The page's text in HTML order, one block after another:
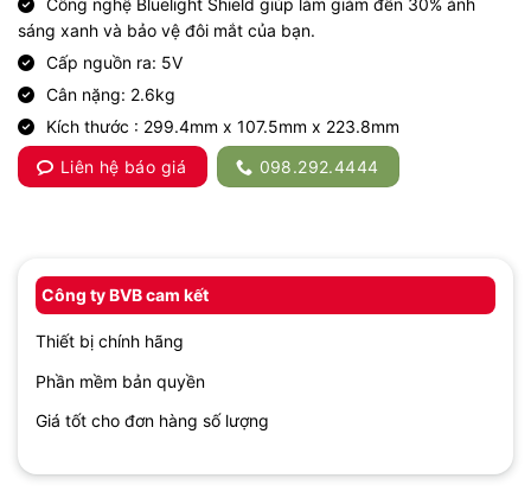
Công nghệ Bluelight Shield giúp làm giảm đến 30% ánh
sáng xanh và bảo vệ đôi mắt của bạn.
Cấp nguồn ra: 5V
Cân nặng: 2.6kg
Kích thước : 299.4mm x 107.5mm x 223.8mm
Liên hệ báo giá
098.292.4444
Công ty BVB cam kết
Thiết bị chính hãng
Phần mềm bản quyền
Giá tốt cho đơn hàng số lượng